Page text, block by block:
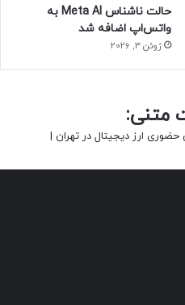
حالت ناشناس Meta AI به
واتس‌اپ اضافه شد
ژوئن 3, 2026
متنی:
ارز دیجیتال در تهران |